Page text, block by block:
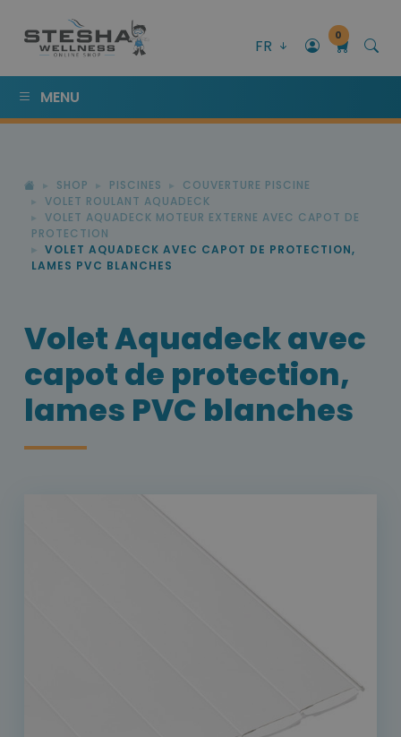
FR
0
MENU
SHOP PISCINES
COUVERTURE PISCINE
VOLET ROULANT AQUADECK
VOLET AQUADECK MOTEUR EXTERNE AVEC CAPOT DE
PROTECTION
VOLET AQUADECK AVEC CAPOT DE PROTECTION,
LAMES PVC BLANCHES
Volet Aquadeck avec
capot de protection,
lames PVC blanches